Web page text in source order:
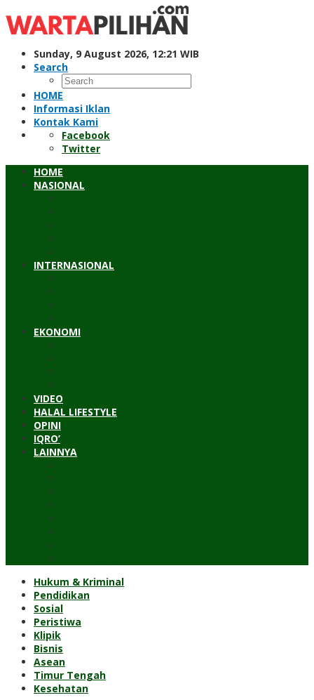
to
content
Sunday, 9 August 2026, 12:21 WIB
Search
HOME
Informasi Iklan
Kontak Kami
Facebook
Twitter
HOME
NASIONAL
INTERNASIONAL
EKONOMI
VIDEO
HALAL LIFESTYLE
OPINI
IQRO’
LAINNYA
Hukum & Kriminal
Pendidikan
Sosial
Peristiwa
Klipik
Bisnis
Asean
Timur Tengah
Kesehatan